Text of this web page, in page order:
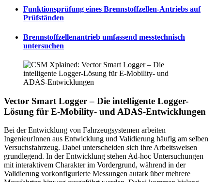
Funktionsprüfung eines Brennstoffzellen-Antriebs auf
Prüfständen
Brennstoffzellenantrieb umfassend messtechnisch
untersuchen
Vector Smart Logger – Die intelligente Logger-
Lösung für E-Mobility- und ADAS-Entwicklungen
Bei der Entwicklung von Fahrzeugsystemen arbeiten
IngenieurInnen aus Entwicklung und Validierung häufig am selben
Versuchsfahrzeug. Dabei unterscheiden sich ihre Arbeitsweisen
grundlegend. In der Entwicklung stehen Ad-hoc Untersuchungen
mit interaktivem Charakter im Vordergrund, während in der
Validierung vorkonfigurierte Messungen autark über mehrere